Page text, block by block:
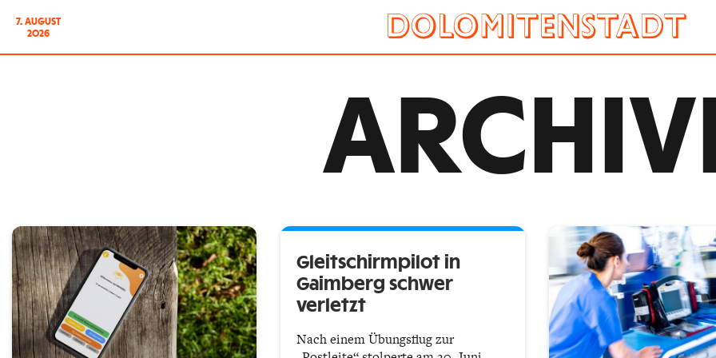
7. AUGUST
2026
Gleitschirmpilot in
Gaimberg schwer
verletzt
Nach einem Übungsflug zur